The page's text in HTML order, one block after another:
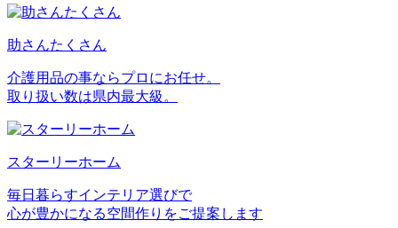
助さんたくさん
介護用品の事ならプロにお任せ。
取り扱い数は県内最大級。
スターリーホーム
毎日暮らすインテリア選びで
心が豊かになる空間作りをご提案します